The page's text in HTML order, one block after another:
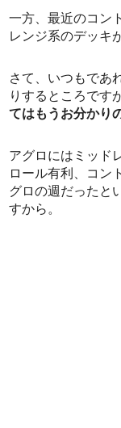
一方、最近のコン
レンジ系のデッキ
さて、いつもであ
りするところです
てはもうお分かり
アグロにはミッド
ロール有利、コン
グロの週だったと
すから。